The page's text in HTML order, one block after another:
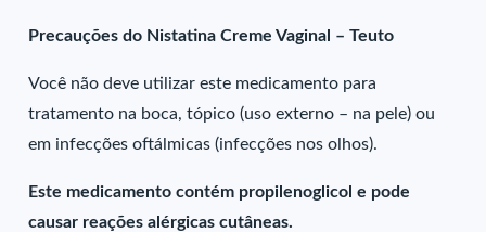
Precauções do Nistatina Creme Vaginal – Teuto
Você não deve utilizar este medicamento para
tratamento na boca, tópico (uso externo – na pele) ou
em infecções oftálmicas (infecções nos olhos).
Este medicamento contém propilenoglicol e pode
causar reações alérgicas cutâneas.